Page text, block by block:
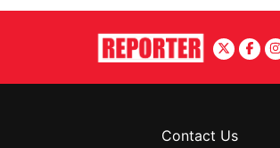
Contact Us